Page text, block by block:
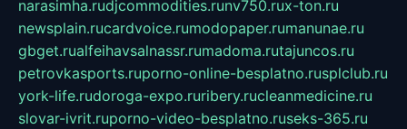
narasimha.rudjcommodities.runv750.rux-ton.ru
newsplain.rucardvoice.rumodopaper.rumanunae.ru
gbget.rualfeihavsalnassr.rumadoma.rutajuncos.ru
petrovkasports.ruporno-online-besplatno.rusplclub.ru
york-life.rudoroga-expo.ruribery.rucleanmedicine.ru
slovar-ivrit.ruporno-video-besplatno.ruseks-365.ru